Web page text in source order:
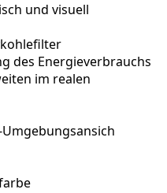
und visuell
des Energieverbrauchs
im realen